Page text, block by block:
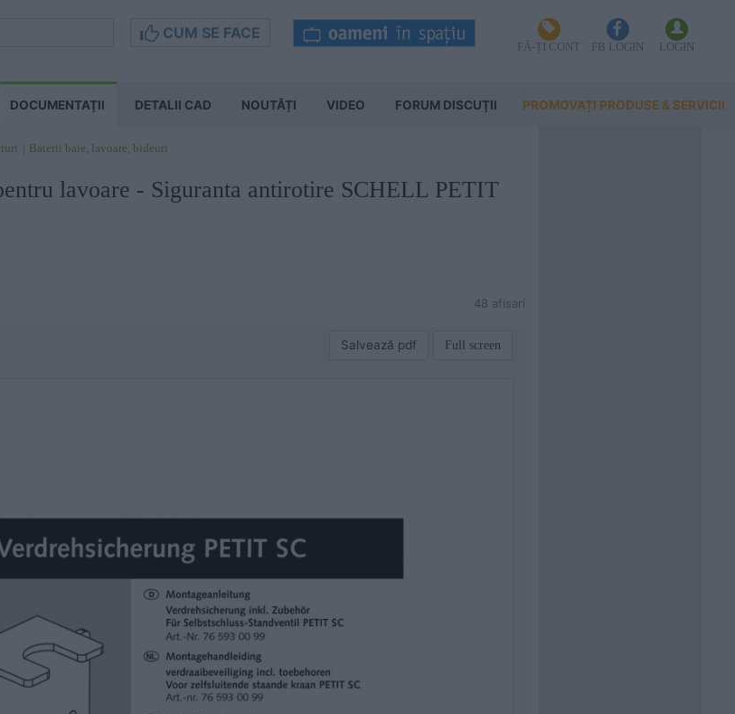
CUM SE FACE
FĂ-ȚI CONT FB LOGIN LOGIN
DOCUMENTAŢII DETALII CAD NOUTĂȚI VIDEO FORUM DISCUŢII PROMOVAȚI PRODUSE & SERVICII
Baterii baie, lavoare, bideuri
lavoare - Siguranta antirotire SCHELL PETIT
48 afisari
Salvează pdf Full screen